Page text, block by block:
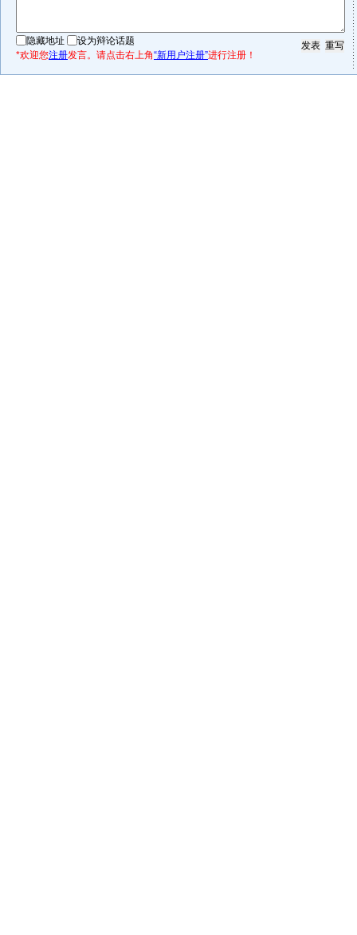
隐藏地址
设为辩论话题
*欢迎您注册发言。请点击右上角“新用户注册”进行注册！